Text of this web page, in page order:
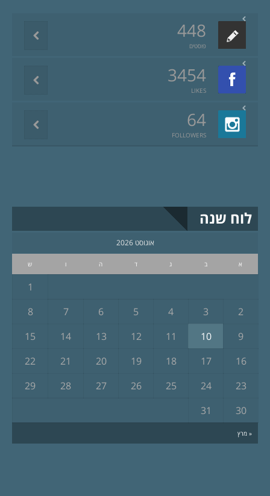
448
פוסטים
3454
LIKES
64
FOLLOWERS
לוח שנה
אוגוסט 2026
א ב ג ד ה ו ש
« מרץ
1
2
3
4
5
6
7
8
9
10
11
12
13
14
15
16
17
18
19
20
21
22
23
24
25
26
27
28
29
30
31